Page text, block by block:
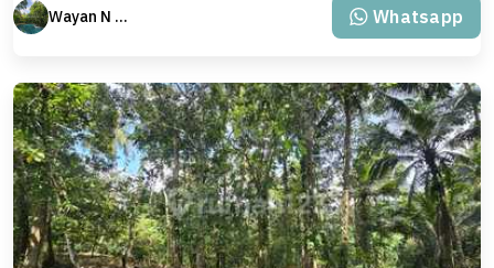
Wayan N Bali Whatsapp